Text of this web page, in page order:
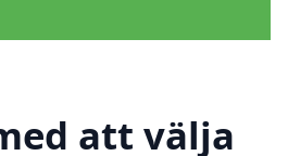
att välja